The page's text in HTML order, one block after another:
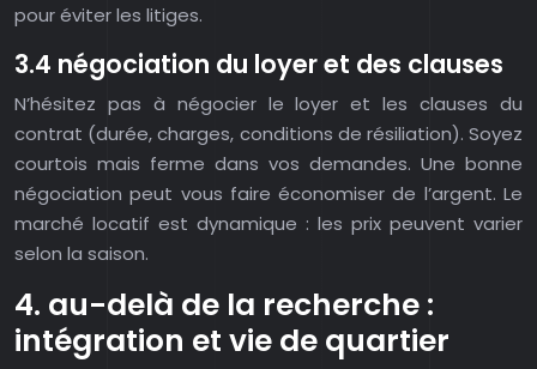
pour éviter les litiges.
3.4 négociation du loyer et des clauses
N’hésitez pas à négocier le loyer et les clauses du
contrat (durée, charges, conditions de résiliation). Soyez
courtois mais ferme dans vos demandes. Une bonne
négociation peut vous faire économiser de l’argent. Le
marché locatif est dynamique : les prix peuvent varier
selon la saison.
4. au-delà de la recherche :
intégration et vie de quartier